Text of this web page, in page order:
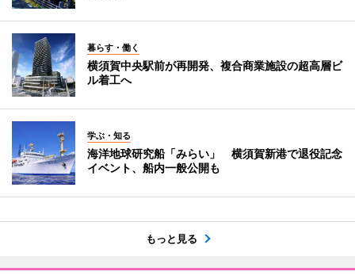
暮らす・働く
横須賀中央駅前が再開発、複合商業施設の超高層ビ
ル着工へ
学ぶ・知る
海洋地球研究船「みらい」 横須賀新港で退役記念
イベント、船内一般公開も
もっと見る